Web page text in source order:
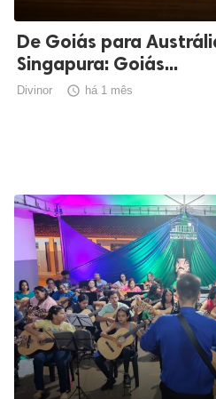
De Goiás para
Singapura: Goiás...
Divinor  há 1 mês